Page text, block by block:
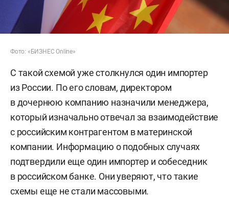
Фото: «БИЗНЕС Online»
С такой схемой уже столкнулся один импортер
из России. По его словам, директором
в дочернюю компанию назначили менеджера,
который изначально отвечал за взаимодействие
с российским контрагентом в материнской
компании. Информацию о подобных случаях
подтвердили еще один импортер и собеседник
в российском банке. Они уверяют, что такие
схемы еще не стали массовыми.